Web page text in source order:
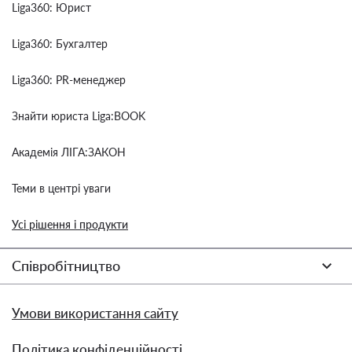
Liga360: Юрист
Liga360: Бухгалтер
Liga360: PR-менеджер
Знайти юриста Liga:BOOK
Академія ЛІГА:ЗАКОН
Теми в центрі уваги
Усі рішення і продукти
Співробітництво
Умови використання сайту